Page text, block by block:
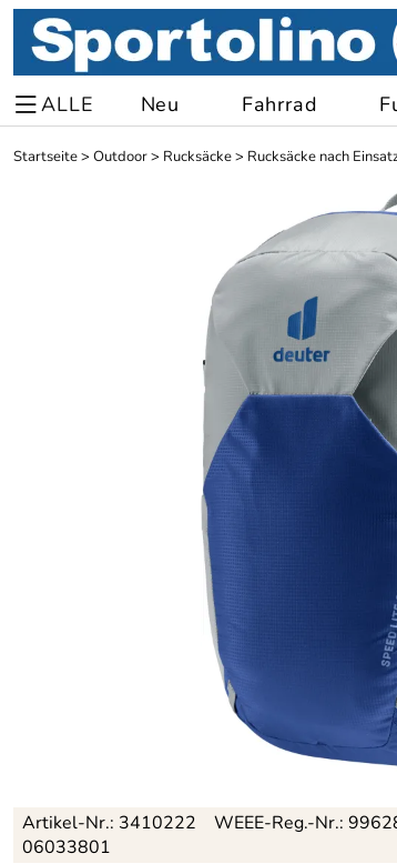
ALLE Neu Fahrrad
Startseite> Outdoor> Rucksäcke> Rucksäcke nach
Artikel-Nr.: 3410222
06033801
WEEE-Reg.-Nr.: